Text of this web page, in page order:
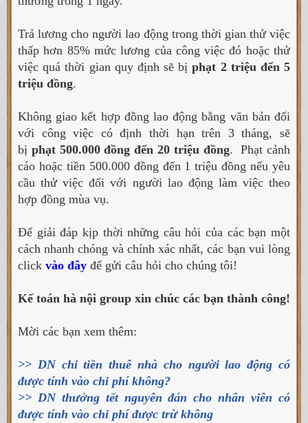
Trả lương cho người lao động trong thời gian thử việc
thấp hơn 85% mức lương của công việc đó hoặc thử
việc quá thời gian quy định sẽ bịphạt 2 triệu đến 5
triệu đồng.
Không giao kết hợp đồng lao động bằng văn bản đối
với công việc có định thời hạn trên 3 tháng, sẽ
bị phạt 500.000 đồng đến 20 triệu đồng. Phạt cảnh
cáo hoặc tiền 500.000 đồng đến 1 triệu đồng nếu yêu
cầu thử việc đối với người lao động làm việc theo
hợp đồng mùa vụ.
Để giải đáp kịp thời những câu hỏi của các bạn một
cách nhanh chóng và chính xác nhất, các bạn vui lòng
click vào đây để gửi câu hỏi cho chúng tôi!
Kế toán hà nội group xin chúc các bạn thành công!
Mời các bạn xem thêm:
>> DN chi tiền thuê nhà cho người lao động có
được tính vào chi phí không?
>> DN thưởng tết nguyên đán cho nhân viên có
được tính vào chi phí được trừ không